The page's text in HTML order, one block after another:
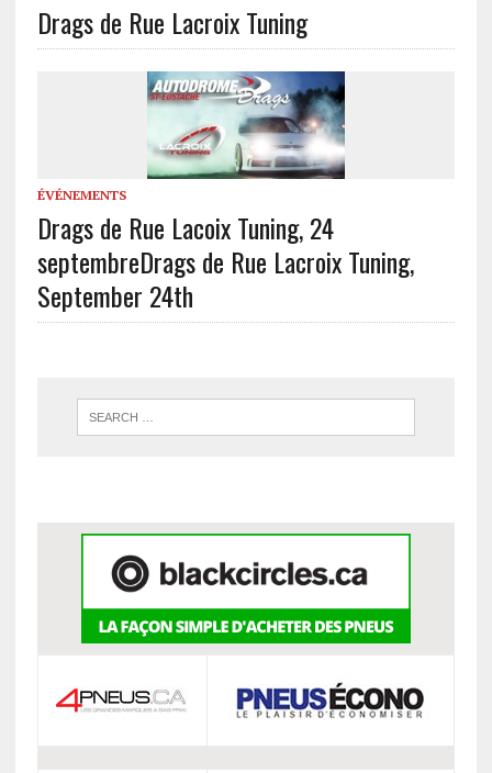
Drags de Rue Lacroix Tuning
ÉVÉNEMENTS
Drags de Rue Lacoix Tuning, 24
septembreDrags de Rue Lacroix Tuning,
September 24th